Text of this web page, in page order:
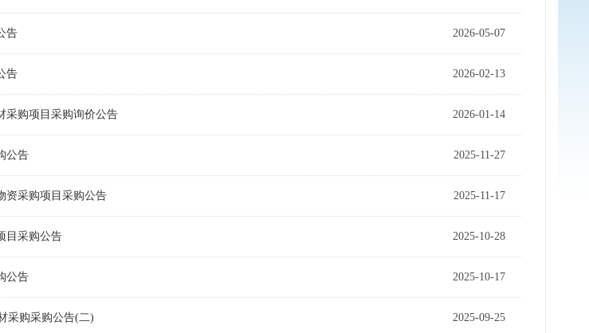
告 2026-05-07
告 2026-02-13
采购项目采购询价公告 2026-01-14
公告 2025-11-27
资采购项目采购公告 2025-11-17
目采购公告 2025-10-28
公告 2025-10-17
采购采购公告(二) 2025-09-25